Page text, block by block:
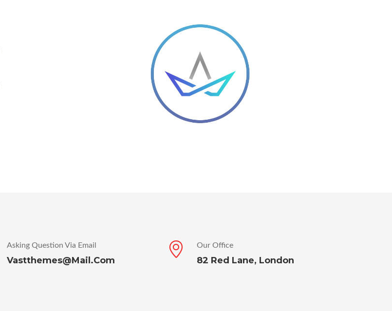
Asking Question Via Email
Vastthemes@mail.com
Our Office
82 Red Lane, London